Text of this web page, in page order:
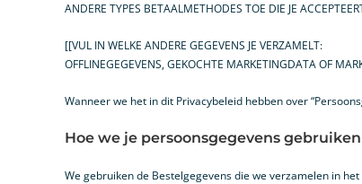
ANDERE TYPES BETAALMETHODES TOE DIE JE
[[VUL IN WELKE ANDERE GEGEVENS JE VERZAMELT:
OFFLINEGEGEVENS, GEKOCHTE MARKETINGDATA OF
Wanneer we het in dit Privacybeleid hebben over
Hoe we je persoonsgegevens gebruiken
We gebruiken de Bestelgegevens die we verzamelen in